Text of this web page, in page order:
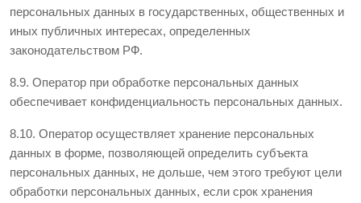
персональных данных в государственных, общественных и
иных публичных интересах, определенных
законодательством РФ.
8.9. Оператор при обработке персональных данных
обеспечивает конфиденциальность персональных данных.
8.10. Оператор осуществляет хранение персональных
данных в форме, позволяющей определить субъекта
персональных данных, не дольше, чем этого требуют цели
обработки персональных данных, если срок хранения